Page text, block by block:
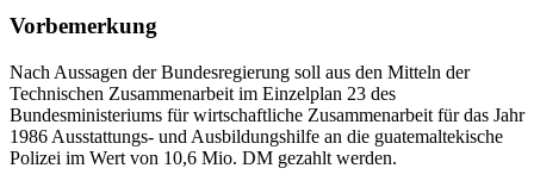
Vorbemerkung
Nach Aussagen der Bundesregierung soll aus den Mitteln der
Technischen Zusammenarbeit im Einzelplan 23 des
Bundesministeriums für wirtschaftliche Zusammenarbeit für das Jahr
1986 Ausstattungs- und Ausbildungshilfe an die guatemaltekische
Polizei im Wert von 10,6 Mio. DM gezahlt werden.